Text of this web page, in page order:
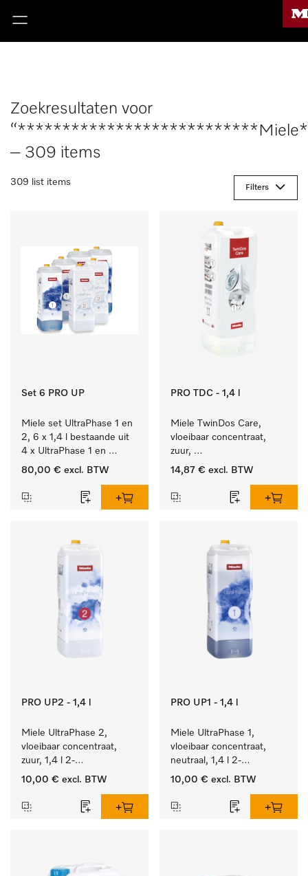
Zoekresultaten voor
– 309 items
309 list items
Filters
Set 6 PRO UP
Miele set UltraPhase 1 en
2, 6 x 1,4 l bestaande uit
4 x UltraPhase 1 en
2 x UltraPhase 2.
80,00 € excl. BTW
PRO TDC - 1,4 l
Miele TwinDos Care,
vloeibaar concentraat,
zuur,
1,4 l Reinigingsmiddel
doseersysteem.
14,87 € excl. BTW
PRO UP2 - 1,4 l
Miele UltraPhase 2,
vloeibaar concentraat,
zuur, 1,4 l 2-
componentenwasmiddel
wasgoed.
10,00 € excl. BTW
PRO UP1 - 1,4 l
Miele UltraPhase 1,
vloeibaar concentraat,
neutraal, 1,4 l 2-
componentenwasmiddel
wasgoed.
10,00 € excl. BTW